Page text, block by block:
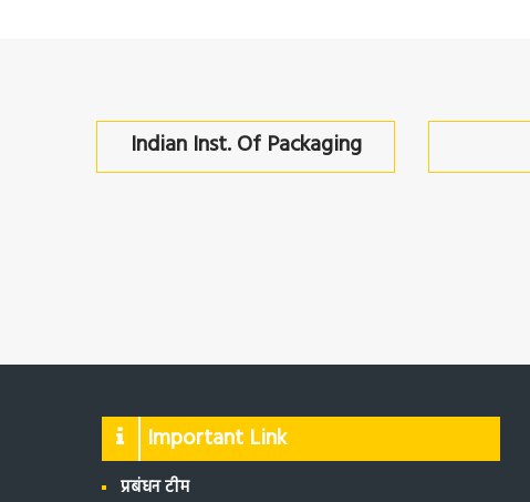
Indian Inst. Of Packaging
Important Link
प्रबंधन टीम